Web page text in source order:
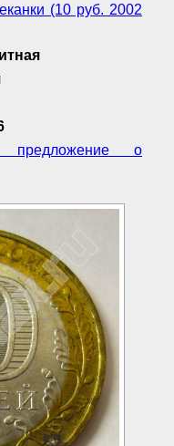
(10 руб. 2002
предложение о